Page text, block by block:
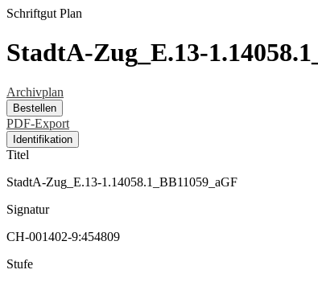
Schriftgut Plan
StadtA-Zug_E.13-
Archivplan
Bestellen
PDF-Export
Identifikation
Titel
StadtA-Zug_E.13-1.14058.1_BB11059_aGF
Signatur
CH-001402-9:454809
Stufe